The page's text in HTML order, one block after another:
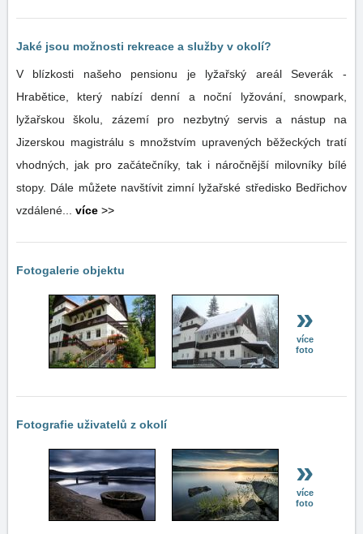
Jaké jsou možnosti rekreace a služby v okolí?
V blízkosti našeho pensionu je lyžařský areál Severák -
Hrabětice, který nabízí denní a noční lyžování, snowpark,
lyžařskou školu, zázemí pro nezbytný servis a nástup na
Jizerskou magistrálu s množstvím upravených běžeckých tratí
vhodných, jak pro začátečníky, tak i náročnější milovníky bílé
stopy. Dále můžete navštívit zimní lyžařské středisko Bedřichov
vzdálené... více >>
Fotogalerie objektu
»
více
foto
Fotografie uživatelů z okolí
»
více
foto